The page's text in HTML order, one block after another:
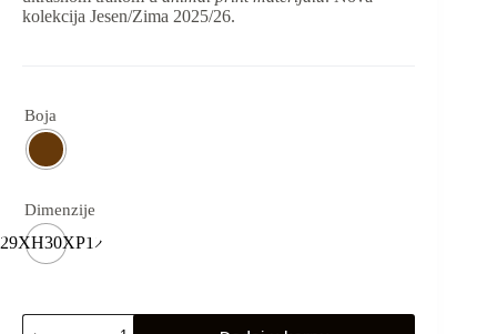
kolekcija Jesen/Zima 2025/26.
Boja
Dimenzije